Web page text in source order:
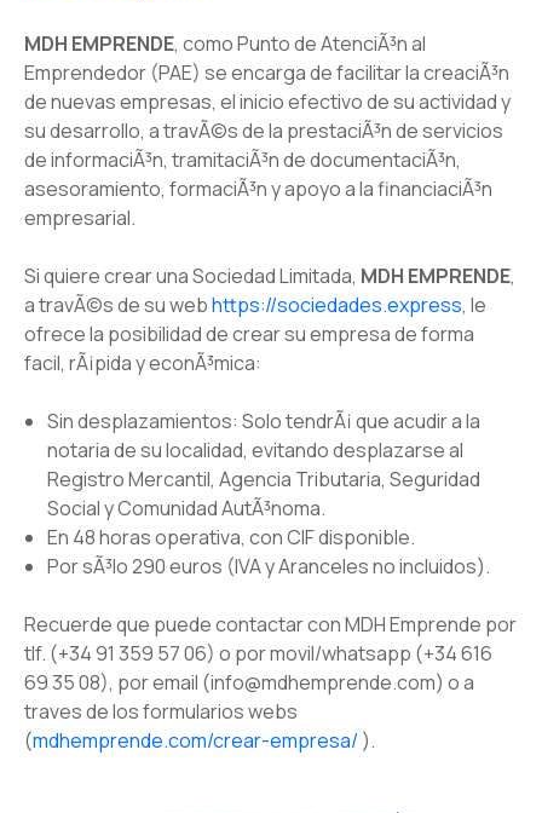
MDH EMPRENDE, como Punto de AtenciÃ³n al
Emprendedor (PAE) se encarga de facilitar la creaciÃ³n
de nuevas empresas, el inicio efectivo de su actividad y
su desarrollo, a travÃ©s de la prestaciÃ³n de servicios
de informaciÃ³n, tramitaciÃ³n de documentaciÃ³n,
asesoramiento, formaciÃ³n y apoyo a la financiaciÃ³n
empresarial.
Si quiere crear una Sociedad Limitada, MDH EMPRENDE,
a travÃ©s de su webhttps://sociedades.express, le
ofrece la posibilidad de crear su empresa de forma
facil, rÃ¡pida y econÃ³mica:
Sin desplazamientos: Solo tendrÃ¡ que acudir a la
notaria de su localidad, evitando desplazarse al
Registro Mercantil, Agencia Tributaria, Seguridad
Social y Comunidad AutÃ³noma.
En 48 horas operativa, con CIF disponible.
Por sÃ³lo 290 euros (IVA y Aranceles no incluidos).
Recuerde que puede contactar con MDH Emprende por
tlf. (+34 91 359 57 06) o por movil/whatsapp (+34 616
69 35 08), por email (info@mdhemprende.com) o a
traves de los formularios webs
(mdhemprende.com/crear-empresa/).